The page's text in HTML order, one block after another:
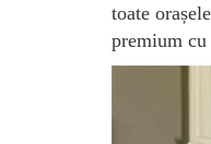
toate
premium